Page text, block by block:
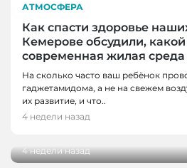
АТМОСФЕРА
Как спасти здоровье
Кемерове обсудили,
современная жилая среда
На сколько часто ваш ребёнок
гаджетамидома, а не на свежем
их развитие, и что..
4 недели назад
АТМОСФЕРА
Представители
строителей
4 недели назад
АТМОСФЕРА, НОВОСТИ,
КЕМЕРОВО
квартал»